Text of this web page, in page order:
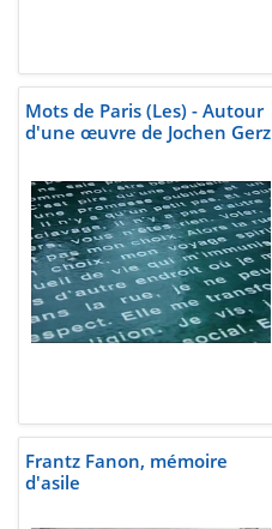
Mots de Paris (Les) - Autour
d'une œuvre de Jochen Gerz
Frantz Fanon, mémoire
d'asile